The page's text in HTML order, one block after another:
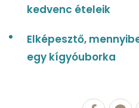
kedvenc ételeik
Elképesztő,
egy kígyóuborka